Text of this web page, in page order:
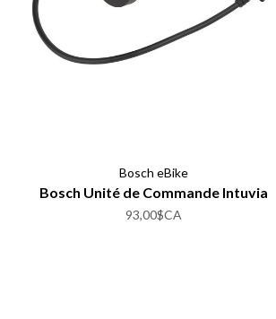
Bosch eBike
Bosch Unité de Commande Intuvia
93,00$CA